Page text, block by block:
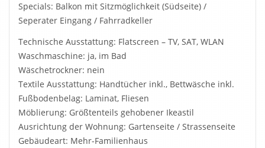
Specials: Balkon mit Sitzmöglichkeit (Südseite) /
Seperater Eingang / Fahrradkeller
Technische Ausstattung: Flatscreen – TV, SAT, WLAN
Waschmaschine: ja, im Bad
Wäschetrockner: nein
Textile Ausstattung: Handtücher inkl., Bettwäsche inkl.
Fußbodenbelag: Laminat, Fliesen
Möblierung: Größtenteils gehobener Ikeastil
Ausrichtung der Wohnung: Gartenseite / Strassenseite
Gebäudeart: Mehr-Familienhaus